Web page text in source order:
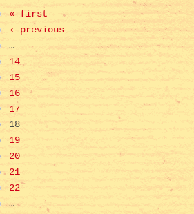
« first
‹ previous
…
14
15
16
17
18
19
20
21
22
…